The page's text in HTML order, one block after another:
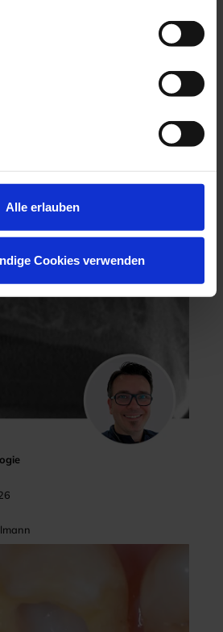
Alle erlauben
Cookies verwenden
Veneering